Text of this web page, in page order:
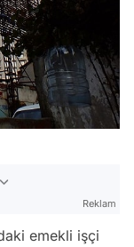
Reklam
emekli işçi